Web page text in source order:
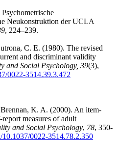
Neukonstruktion der UCLA
, 224–239.
C. E. (1980). The revised
and discriminant validity
and Social Psychology, 39(3),
0022-3514.39.3.472
K. A. (2000). An item-
measures of adult
and Social Psychology, 78, 350-
10.1037/0022-3514.78.2.350